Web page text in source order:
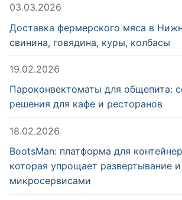
03.03.2026
Доставка фермерского мяса в
свинина, говядина, куры, колбасы
19.02.2026
Пароконвектоматы для общепита:
решения для кафе и ресторанов
18.02.2026
BootsMan: платформа для
которая упрощает развертывание
микросервисами